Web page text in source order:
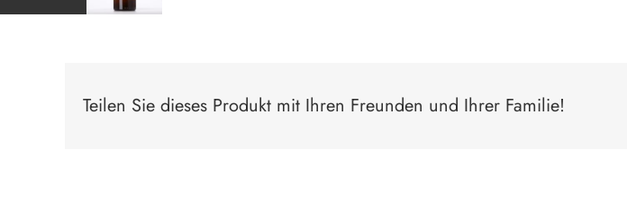
Teilen Sie dieses Produkt mit Ihren Freunden und Ihrer Familie!